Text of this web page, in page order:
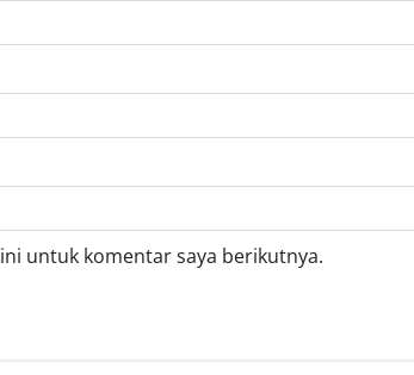
untuk komentar saya berikutnya.